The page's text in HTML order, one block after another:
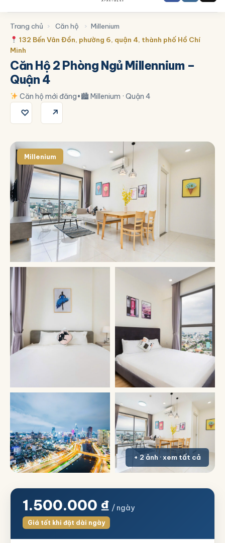
Trang chủ › Căn hộ › Millenium
132 Bến Vân Đồn, phường 6, quận 4, thành phố Hồ Chí
Minh
Căn Hộ 2 Phòng Ngủ Millennium –
Quận 4
Căn hộ mới đăng•🏙 Millenium · Quận 4
♡ ↗
Millenium
+ 2 ảnh · xem tất cả
1.500.000 ₫ / ngày
Giá tốt khi đặt dài ngày